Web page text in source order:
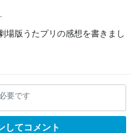
場版うたプリの感想を書きまし
要です
してコメント